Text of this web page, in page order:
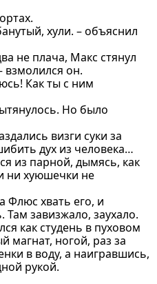
хули. – объяснил
не плача, Макс стянул
взмолился он.
Как ты с ним
Но было
визги суки за
дух из человека…
из парной, дымясь, как
ни хуюшечки не
Флюс хвать его, и
завизжало, заухало.
как студень в пуховом
магнат, ногой, раз за
в воду, а наигравшись,
рукой.